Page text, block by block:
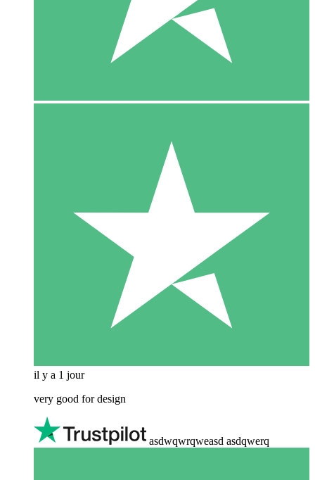
il y a 1 jour
very good for design
asdwqwrqweasd asdqwerq